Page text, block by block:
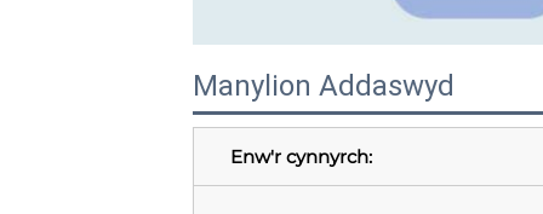
Manylion Addaswyd
Enw'r cynnyrch: